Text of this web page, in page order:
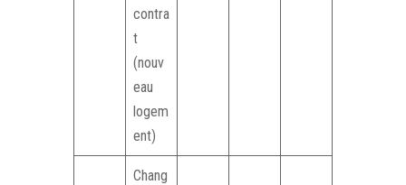
contra
t
(nouv
eau
logem
ent)
Chang